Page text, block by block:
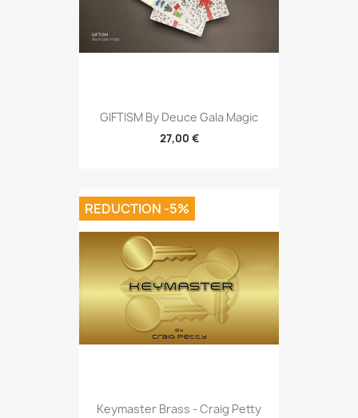
GIFTISM By Deuce Gala Magic
27,00 €
Keymaster Brass - Craig Petty
REDUCTION -5%